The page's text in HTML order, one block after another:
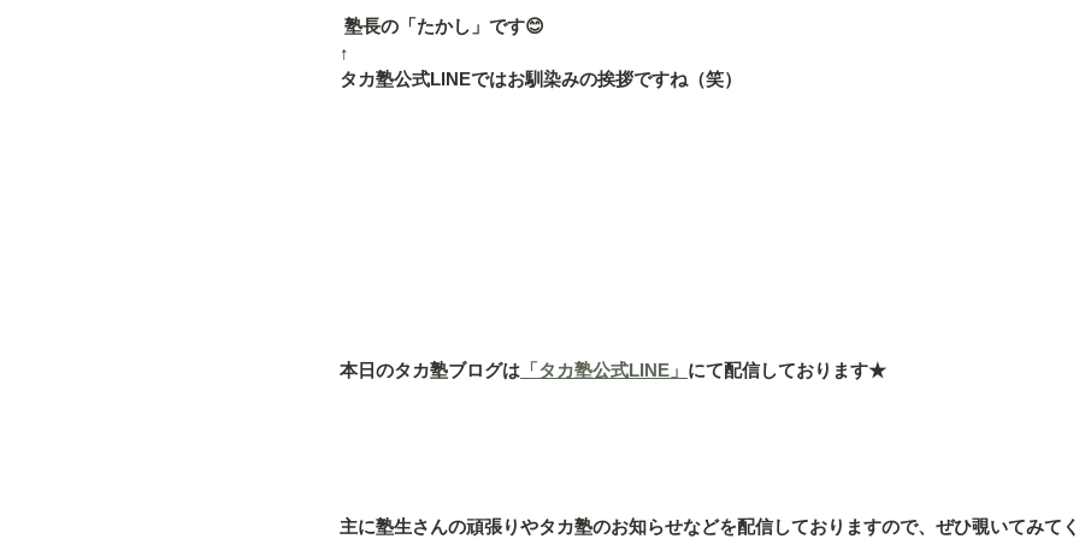
塾長の「たかし」です😊
↑
タカ塾公式LINEではお馴染みの挨拶ですね（笑）
本日のタカ塾ブログは 「タカ塾公式LINE」 にて配信しております★
主に塾生さんの頑張りやタカ塾のお知らせなどを配信しておりますので、ぜひ覗いてみて